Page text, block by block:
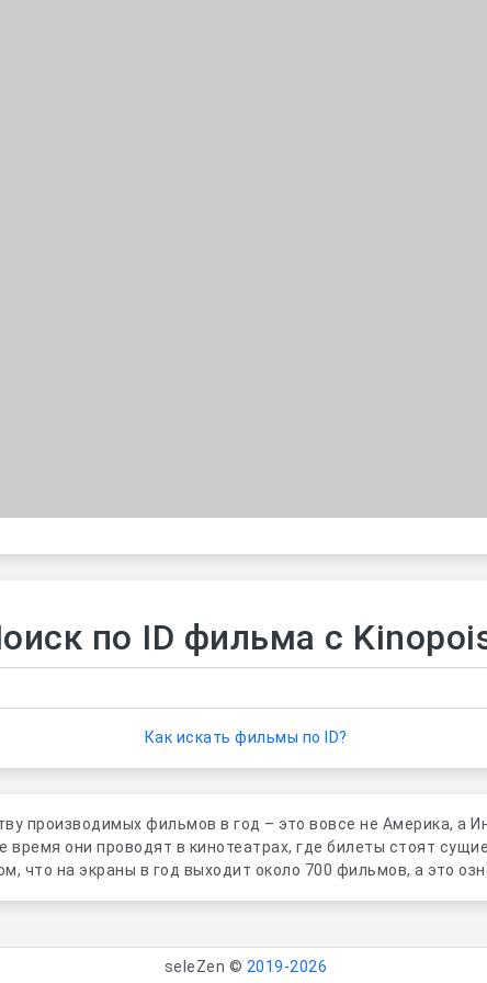
по ID фильма с
Как искать фильмы по ID?
производимых фильмов в год – это вовсе не Америка, а
время они проводят в кинотеатрах, где билеты стоят
что на экраны в год выходит около 700 фильмов, а это
seleZen © 2019-2026